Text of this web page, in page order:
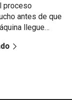
proceso
antes de que
llegue…